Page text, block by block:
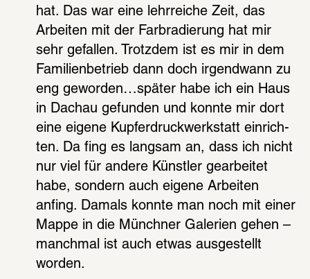
hat. Das war eine lehr­rei­che Zeit, das
Arbei­ten mit der Farb­ra­die­rung hat mir
sehr gefal­len. Trotz­dem ist es mir in dem
Fami­li­en­be­trieb dann doch irgend­wann zu
eng gewor­den…später habe ich ein Haus
in Dachau gefun­den und konnte mir dort
eine eigene Kupfer­druck­werk­statt einrich­
ten. Da fing es lang­sam an, dass ich nicht
nur viel für andere Künst­ler gear­bei­tet
habe, sondern auch eigene Arbei­ten
anfing. Damals konnte man noch mit einer
Mappe in die Münch­ner Gale­rien gehen –
manch­mal ist auch etwas ausge­stellt
worden.